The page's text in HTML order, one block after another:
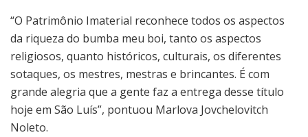
“O Patrimônio Imaterial reconhece todos os aspectos
da riqueza do bumba meu boi, tanto os aspectos
religiosos, quanto históricos, culturais, os diferentes
sotaques, os mestres, mestras e brincantes. É com
grande alegria que a gente faz a entrega desse título
hoje em São Luís”, pontuou Marlova Jovchelovitch
Noleto.